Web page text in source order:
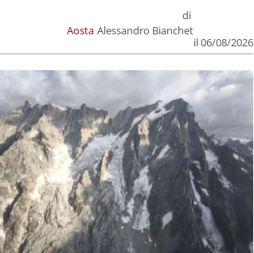
Aosta
di
Alessandro Bianchet
il 06/08/2026